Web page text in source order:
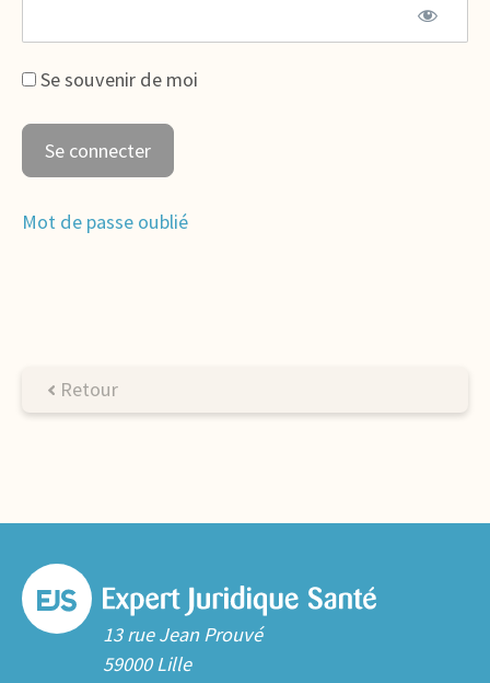
Se souvenir de moi
Mot de passe oublié
Retour
13 rue Jean Prouvé
59000 Lille